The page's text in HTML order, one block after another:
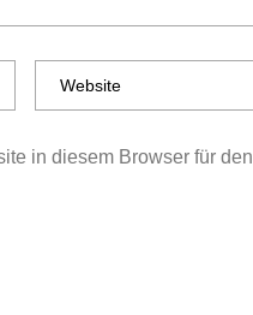
in diesem Browser für den